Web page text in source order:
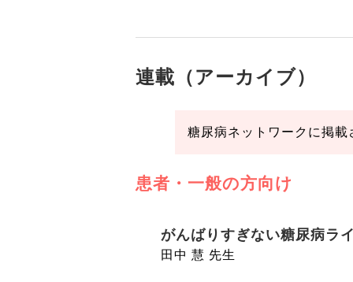
連載（アーカイブ）
糖尿病ネットワークに掲載
患者・一般の方向け
がんばりすぎない糖尿病ラ
田中 慧 先生